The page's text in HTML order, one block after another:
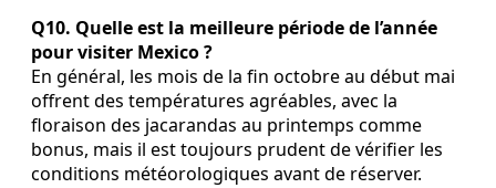
Q10. Quelle est la meilleure période de l’année
pour visiter Mexico ?
En général, les mois de la fin octobre au début mai
offrent des températures agréables, avec la
floraison des jacarandas au printemps comme
bonus, mais il est toujours prudent de vérifier les
conditions météorologiques avant de réserver.